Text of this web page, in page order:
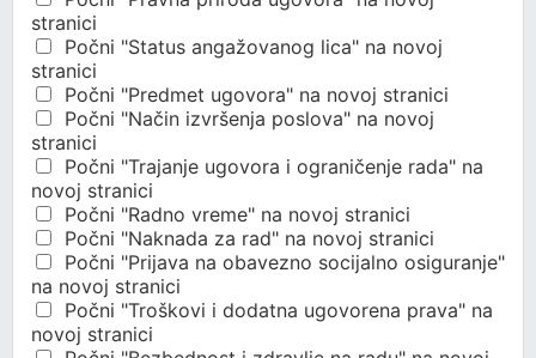
stranici
stranici
Počni "Predmet ugovora" na novoj stranici
stranici
novoj stranici
Počni "Radno vreme" na novoj stranici
Počni "Naknada za rad" na novoj stranici
na novoj stranici
novoj stranici